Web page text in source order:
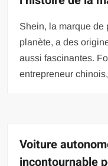
Shein, la marque de
planète, a des
aussi fascinantes.
entrepreneur
Voiture
incontournable